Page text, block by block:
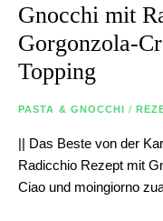
Gnocchi mit
Gorgonzola-
Topping
PASTA & GNOCCHI /
|| Das Beste von der
Radicchio Rezept mit
Ciao und moingiorno